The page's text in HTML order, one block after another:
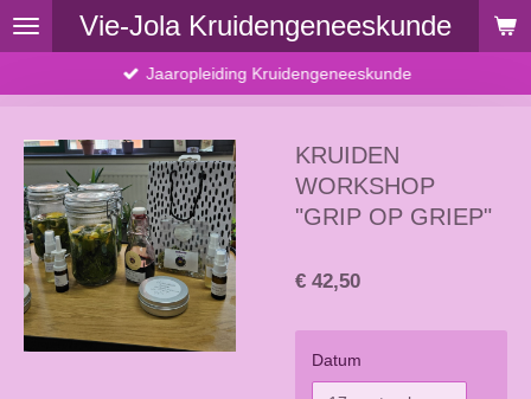
Ga
direct
Vie-Jola Kruidengeneeskunde
Jaaropleiding Kruidengeneeskunde
KRUIDEN
WORKSHOP
"GRIP OP GRIEP"
€ 42,50
Datum